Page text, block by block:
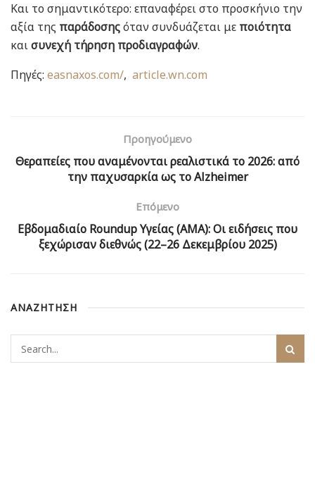
Και το σημαντικότερο: επαναφέρει στο προσκήνιο την
αξία της παράδοσηςόταν συνδυάζεται με ποιότητα
καισυνεχή τήρηση προδιαγραφών.
Πηγές: easnaxos.com/, article.wn.com
Προηγούμενο
Θεραπείες που αναμένονται ρεαλιστικά το 2026: από
την παχυσαρκία ως το Alzheimer
Επόμενο
Εβδομαδιαίο Roundup Υγείας (AMA): Οι ειδήσεις που
ξεχώρισαν διεθνώς (22–26 Δεκεμβρίου 2025)
ΑΝΑΖΗΤΗΣΗ